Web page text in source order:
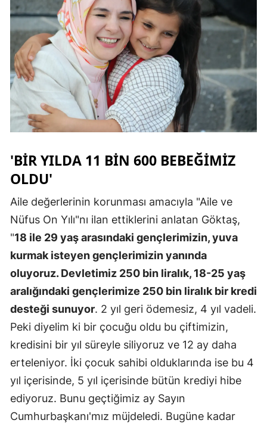
'BIR YILDA 11 BIN 600 BEBEĞIMIZ
OLDU'
Aile değerlerinin korunması amacıyla "Aile ve
Nüfus On Yılı"nı ilan ettiklerini anlatan Göktaş,
"18 ile 29 yaş arasındaki gençlerimizin, yuva
kurmak isteyen gençlerimizin yanında
oluyoruz. Devletimiz 250 bin liralık, 18-25 yaş
aralığındaki gençlerimize 250 bin liralık bir kredi
desteği sunuyor. 2 yıl geri ödemesiz, 4 yıl vadeli.
Peki diyelim ki bir çocuğu oldu bu çiftimizin,
kredisini bir yıl süreyle siliyoruz ve 12 ay daha
erteleniyor. İki çocuk sahibi olduklarında ise bu 4
yıl içerisinde, 5 yıl içerisinde bütün krediyi hibe
ediyoruz. Bunu geçtiğimiz ay Sayın
Cumhurbaşkanı'mız müjdeledi. Bugüne kadar